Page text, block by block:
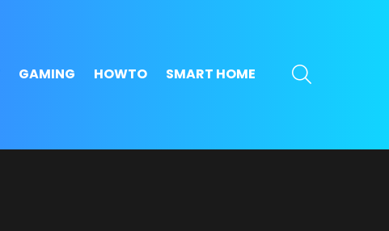
GAMING HOWTO SMART HOME